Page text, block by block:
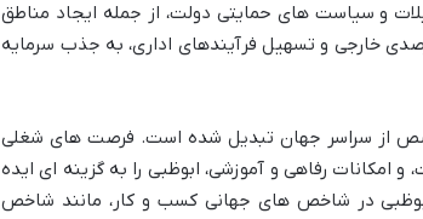
و سیاست های حمایتی دولت، از جمله ایجاد مناطق
اقتصادی با مزایایی نظیر معافیت مالیاتی، مالکیت ۱۰۰ درصدی خارجی و تسهیل فرآیندهای اداری، به جذب سرمایه
از سراسر جهان تبدیل شده است. فرصت های شغلی
امکانات رفاهی و آموزشی، ابوظبی را به گزینه ای ایده
ابوظبی در شاخص های جهانی کسب و کار، مانند شاخص